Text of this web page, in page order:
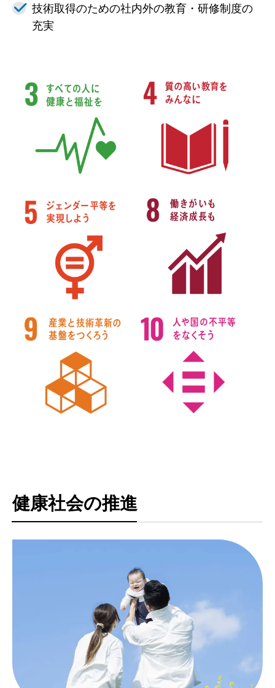
SDGs
お問い合わせ
住宅資料請求
不動産資料請求
お知らせ
用語集
協力業者の皆様へ
新潟県小千谷市三仏生2533番地
TEL:0258-82-0535
FAX:0258-82-5212
技術取得のための社内外の教育・研修制度の
充実
健康社会の推進